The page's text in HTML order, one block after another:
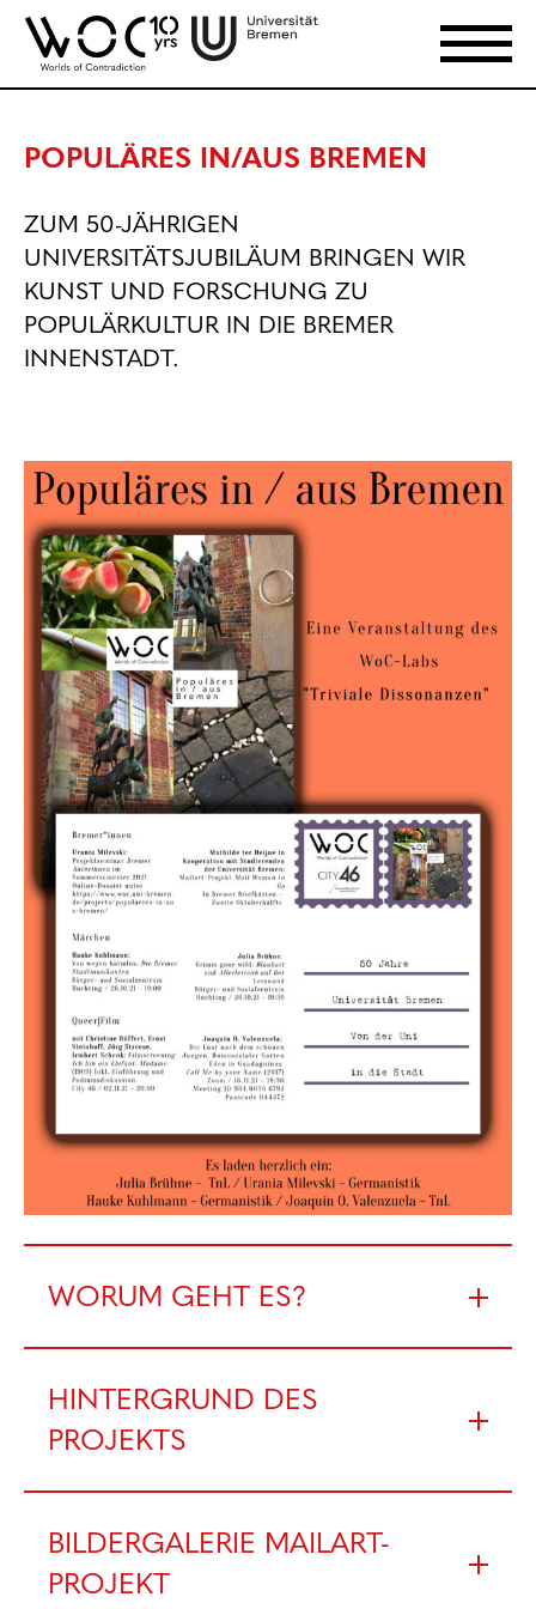
POPULÄRES IN/AUS BREMEN
ZUM 50-JÄHRIGEN
UNIVERSITÄTSJUBILÄUM BRINGEN WIR
KUNST UND FORSCHUNG ZU
POPULÄRKULTUR IN DIE BREMER
INNENSTADT.
WORUM GEHT ES?
HINTERGRUND DES
PROJEKTS
BILDERGALERIE MAILART-
PROJEKT